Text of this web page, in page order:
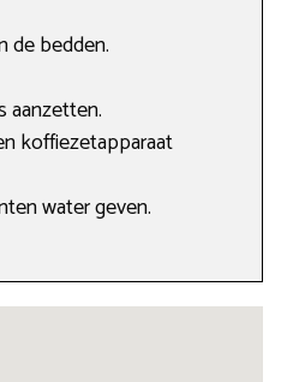
de bedden.
aanzetten.
koffiezetapparaat
water geven.